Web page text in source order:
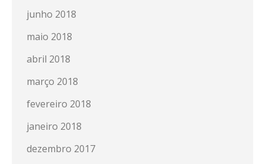
junho 2018
maio 2018
abril 2018
março 2018
fevereiro 2018
janeiro 2018
dezembro 2017